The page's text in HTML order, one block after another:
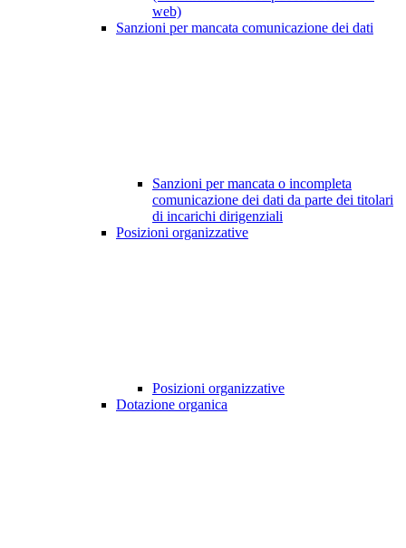
web)
Sanzioni per mancata comunicazione dei dati
Sanzioni per mancata o incompleta
comunicazione dei dati da parte dei titolari
di incarichi dirigenziali
Posizioni organizzative
Posizioni organizzative
Dotazione organica